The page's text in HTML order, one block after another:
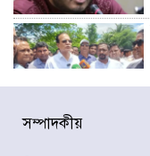
সম্পাদকীয়